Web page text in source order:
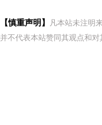
【慎重声明】
凡本站未注明
并不代表本站赞同其观点和